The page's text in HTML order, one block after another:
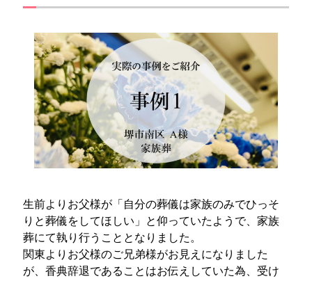
生前よりお父様が「自分の葬儀は家族のみでひっそ
りと葬儀をしてほしい」と仰っていたようで、家族
葬にて執り行うこととなりました。
関東よりお父様のご兄弟様がお見えになりました
が、香典辞退であることはお伝えしていた為、受け